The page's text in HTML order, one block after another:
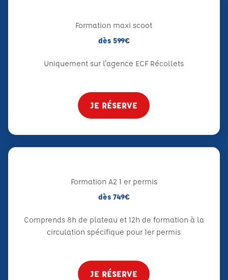
Formation maxi scoot
dès 599€
Uniquement sur l'agence ECF Récollets
JE RÉSERVE
Formation A2 1 er permis
dès 749€
Comprends 8h de plateau et 12h de formation à la
circulation spécifique pour 1er permis
JE RÉSERVE